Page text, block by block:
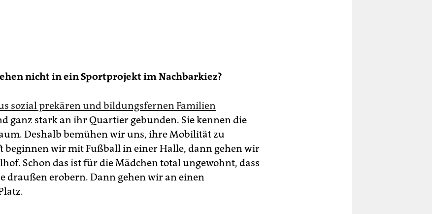
nicht in ein Sportprojekt im Nachbarkiez?
sozial prekären und bildungsfernen Familien
ganz stark an ihr Quartier gebunden. Sie kennen die
Deshalb bemühen wir uns, ihre Mobilität zu
beginnen wir mit Fußball in einer Halle, dann gehen wir
Schon das ist für die Mädchen total ungewohnt, dass
draußen erobern. Dann gehen wir an einen